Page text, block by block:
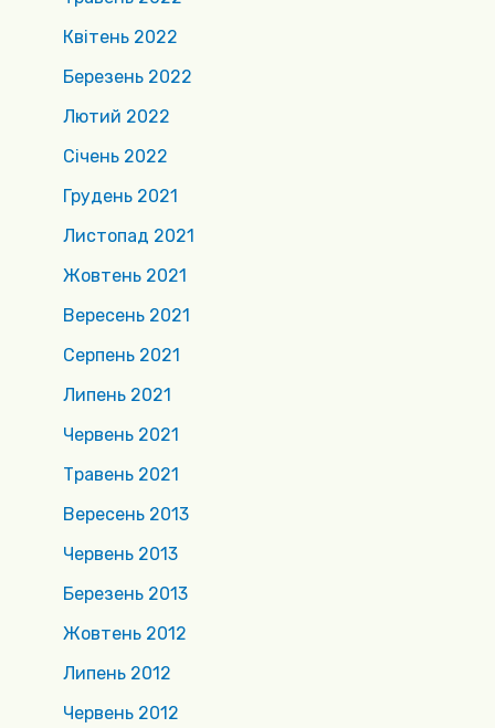
Квітень 2022
Березень 2022
Лютий 2022
Січень 2022
Грудень 2021
Листопад 2021
Жовтень 2021
Вересень 2021
Серпень 2021
Липень 2021
Червень 2021
Травень 2021
Вересень 2013
Червень 2013
Березень 2013
Жовтень 2012
Липень 2012
Червень 2012